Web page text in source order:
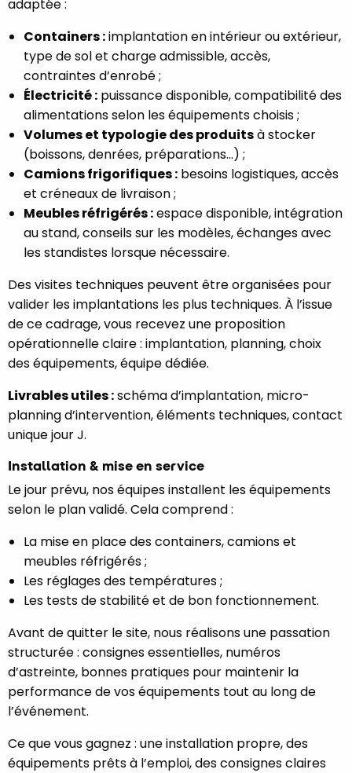
adaptée :
Containers :implantation en intérieur ou extérieur,
type de sol et charge admissible, accès,
contraintes d’enrobé ;
Électricité : puissance disponible, compatibilité des
alimentations selon les équipements choisis ;
Volumes et typologie des produitsà stocker
(boissons, denrées, préparations…) ;
Camions frigorifiques : besoins logistiques, accès
et créneaux de livraison ;
Meubles réfrigérés :espace disponible, intégration
au stand, conseils sur les modèles, échanges avec
les standistes lorsque nécessaire.
Des visites techniques peuvent être organisées pour
valider les implantations les plus techniques. À l’issue
de ce cadrage, vous recevez une proposition
opérationnelle claire : implantation, planning, choix
des équipements, équipe dédiée.
Livrables utiles :schéma d’implantation, micro-
planning d’intervention, éléments techniques, contact
unique jour J.
Installation & mise en service
Le jour prévu, nos équipes installent les équipements
selon le plan validé. Cela comprend :
La mise en place des containers, camions et
meubles réfrigérés ;
Les réglages des températures ;
Les tests de stabilité et de bon fonctionnement.
Avant de quitter le site, nous réalisons une passation
structurée : consignes essentielles, numéros
d’astreinte, bonnes pratiques pour maintenir la
performance de vos équipements tout au long de
l’événement.
Ce que vous gagnez : une installation propre, des
équipements prêts à l’emploi, des consignes claires